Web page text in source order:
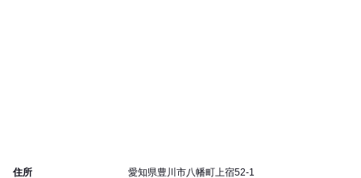
住所 愛知県豊川市八幡町上宿52-1